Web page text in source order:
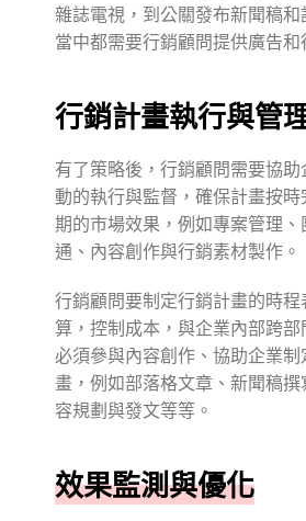
雜誌電視，到公關發布新聞稿
當中都需要行銷顧問提供廣告和
行銷計畫執行與管
有了策略後，行銷顧問需要協
動的執行與監督，確保計畫按
期的市場效果，例如專案管理
通、內容創作與行銷素材製作。
行銷顧問要制定行銷計畫的時
算，控制成本，與企業內部跨
必須參與內容創作、協助企業
畫，例如部落格文章、新聞稿
容規劃與發文等等。
效果監測與優化